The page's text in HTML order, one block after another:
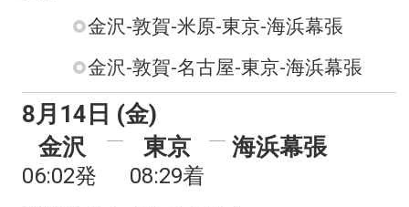
金沢-敦賀-米原-東京-海浜幕張
金沢-敦賀-名古屋-東京-海浜幕張
8月14日 (金)
金沢
06:02発
東京
08:29着
海浜幕張